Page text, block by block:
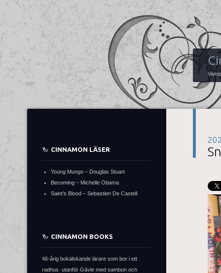
CINNAMON LÄSER
Young Mungo – Douglas Stuart
Becoming – Michelle Obama
Saint’s Blood – Sebastien De Castell
CINNAMON BOOKS
46-årig bokälskande lärare som bor i ett
radhus utanför Gävle med sambon och